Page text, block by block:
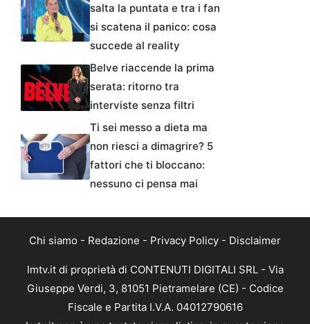
salta la puntata e tra i fan
si scatena il panico: cosa
succede al reality
Belve riaccende la prima
serata: ritorno tra
interviste senza filtri
Ti sei messo a dieta ma
non riesci a dimagrire? 5
fattori che ti bloccano:
nessuno ci pensa mai
Chi siamo - Redazione - Privacy Policy - Disclaimer
Imtv.it di proprietà di CONTENUTI DIGITALI SRL - Via
Giuseppe Verdi, 3, 81051 Pietramelare (CE) - Codice
Fiscale e Partita I.V.A. 04012790616